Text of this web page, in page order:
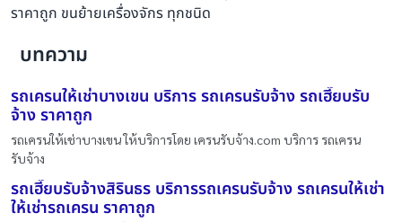
ราคาถูก ขนย้ายเครื่องจักร ทุกชนิด
บทความ
รถเครนให้เช่าบางเขน บริการ รถเครนรับจ้าง รถเฮี๊ยบรับ
จ้าง ราคาถูก
รถเครนให้เช่าบางเขน ให้บริการโดย เครนรับจ้าง.com บริการ รถเครน
รับจ้าง
รถเฮี๊ยบรับจ้างสิรินธร บริการรถเครนรับจ้าง รถเครนให้เช่า
ให้เช่ารถเครน ราคาถูก